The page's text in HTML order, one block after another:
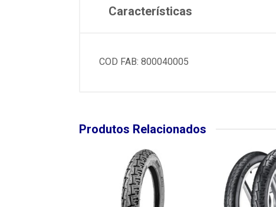
Características
COD FAB: 800040005
Produtos Relacionados